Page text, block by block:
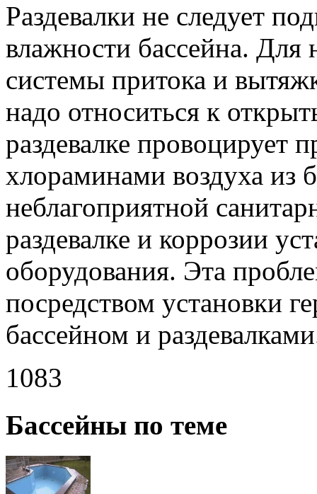
Раздевалки не следует
влажности бассейна.
системы притока и
надо относиться к
раздевалке провоцирует
хлораминами воздуха из
неблагоприятной
раздевалке и коррозии
оборудования. Эта
посредством установки
бассейном и
1083
Бассейны по теме